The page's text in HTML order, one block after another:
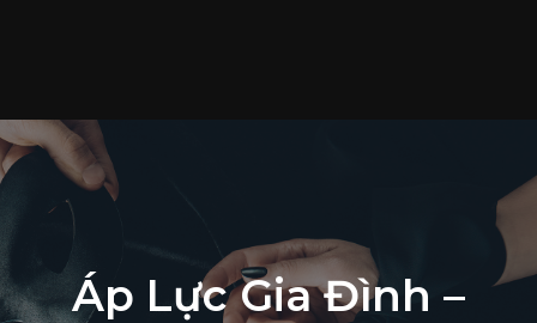
Áp Lực Gia Đình –